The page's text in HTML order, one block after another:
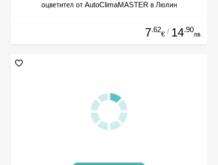
оцветител от AutoClimaMASTER в Люлин
7.62
€ / 14.90
лв.